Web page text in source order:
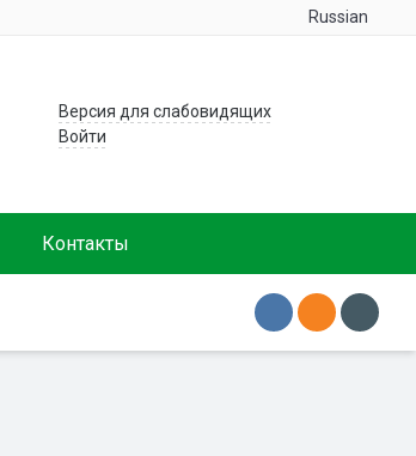
Russian
Версия для слабовидящих
Войти
Контакты